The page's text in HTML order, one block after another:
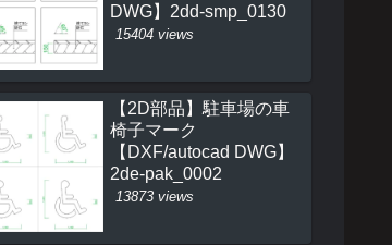
DWG】2dd-smp_0130
15404 views
【2D部品】駐車場の車
椅子マーク
【DXF/autocad DWG】
2de-pak_0002
13873 views